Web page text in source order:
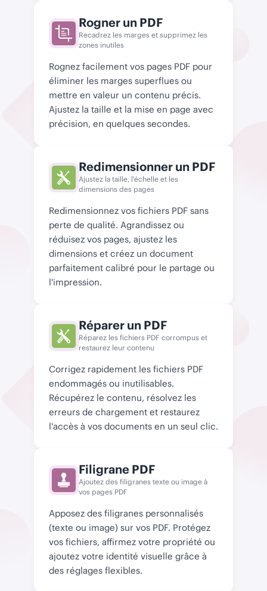
Rogner un PDF
Recadrez les marges et supprimez les
zones inutiles
Rognez facilement vos pages PDF pour
éliminer les marges superflues ou
mettre en valeur un contenu précis.
Ajustez la taille et la mise en page avec
précision, en quelques secondes.
Redimensionner un PDF
Ajustez la taille, l'échelle et les
dimensions des pages
Redimensionnez vos fichiers PDF sans
perte de qualité. Agrandissez ou
réduisez vos pages, ajustez les
dimensions et créez un document
parfaitement calibré pour le partage ou
l'impression.
Réparer un PDF
Réparez les fichiers PDF corrompus et
restaurez leur contenu
Corrigez rapidement les fichiers PDF
endommagés ou inutilisables.
Récupérez le contenu, résolvez les
erreurs de chargement et restaurez
l'accès à vos documents en un seul clic.
Filigrane PDF
Ajoutez des filigranes texte ou image à
vos pages PDF
Apposez des filigranes personnalisés
(texte ou image) sur vos PDF. Protégez
vos fichiers, affirmez votre propriété ou
ajoutez votre identité visuelle grâce à
des réglages flexibles.